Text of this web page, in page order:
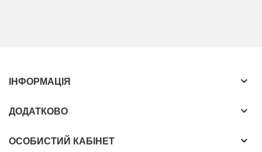
ІНФОРМАЦІЯ
ДОДАТКОВО
ОСОБИСТИЙ КАБІНЕТ